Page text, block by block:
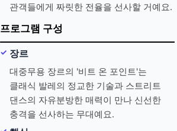
관객들에게 짜릿한 전율을 선사할 거예요.
프로그램 구성
장르
대중무용 장르의 '비트 온 포인트'는
클래식 발레의 정교한 기술과 스트리트
댄스의 자유분방한 매력이 만나 신선한
충격을 선사하는 무대예요.